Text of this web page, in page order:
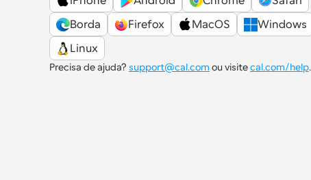
Borda
Firefox MacOS
Windows
Linux
Precisa de ajuda? support@cal.com ou visite cal.com/help.